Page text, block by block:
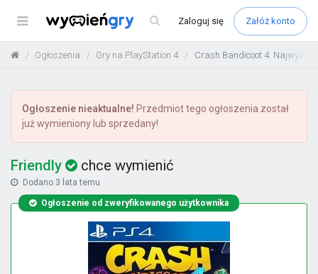
Menu Zaloguj się Załóż konto
Ogłoszenia Gry na PlayStation 4 Crash Bandicoot 4:
Ogłoszenie nieaktualne! Przedmiot tego ogłoszenia został
już wymieniony lub sprzedany!
Friendly chce wymienić
Dodano 3 lata temu
Ogłoszenie od zweryfikowanego użytkownika